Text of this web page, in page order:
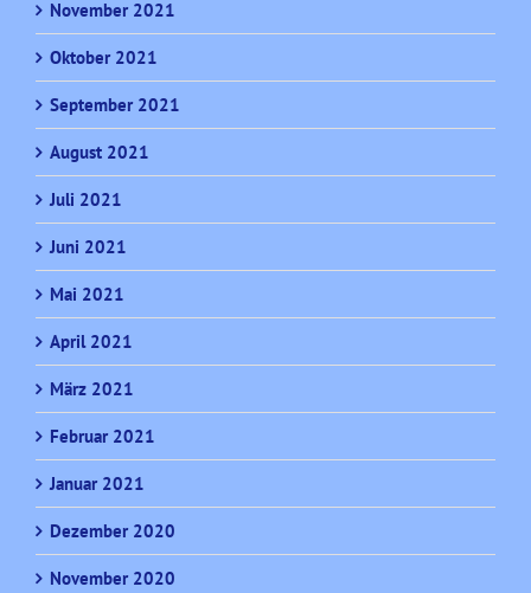
November 2021
Oktober 2021
September 2021
August 2021
Juli 2021
Juni 2021
Mai 2021
April 2021
März 2021
Februar 2021
Januar 2021
Dezember 2020
November 2020